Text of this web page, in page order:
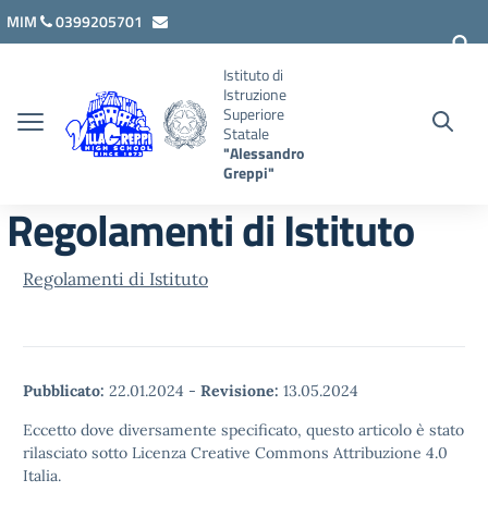
Vai ai contenuti
Vai al menu di navigazione
Vai al footer
MIM
0399205701
Istituto di
Istruzione
Superiore
Statale
"Alessandro
Greppi"
Regolamenti di Istituto
Regolamenti di Istituto
Pubblicato: 22.01.2024 - Revisione: 13.05.2024
Eccetto dove diversamente specificato, questo articolo è stato
rilasciato sotto Licenza Creative Commons Attribuzione 4.0
Italia.